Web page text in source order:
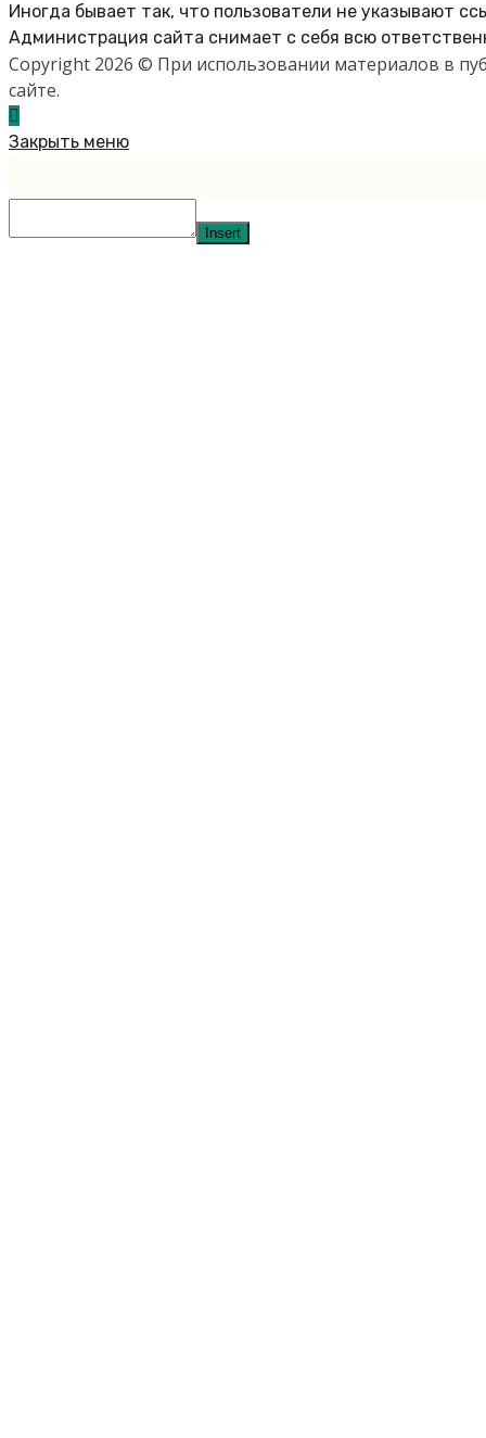
Иногда бывает так, что пользователи не указывают
Администрация сайта снимает с себя всю
Copyright 2026 © При использовании материалов в
сайте.
Закрыть меню
Insert